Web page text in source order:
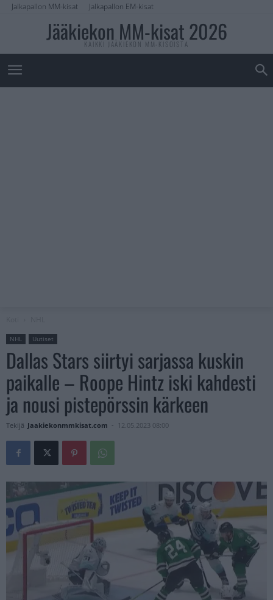
Jalkapallon MM-kisat Jalkapallon EM-kisat
Jääkiekon MM-kisat 2026
KAIKKI JÄÄKIEKON MM-KISOISTA
NHL Uutiset
Dallas Stars siirtyi sarjassa kuskin
paikalle – Roope Hintz iski kahdesti
ja nousi pistepörssin kärkeen
Tekijä Jaakiekonmmkisat.com - 12.05.2023 08:00